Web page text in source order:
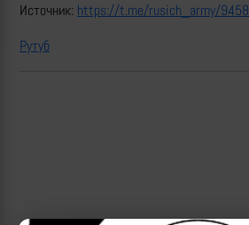
Источник: https://t.me/rusich_army/9458
Рутуб